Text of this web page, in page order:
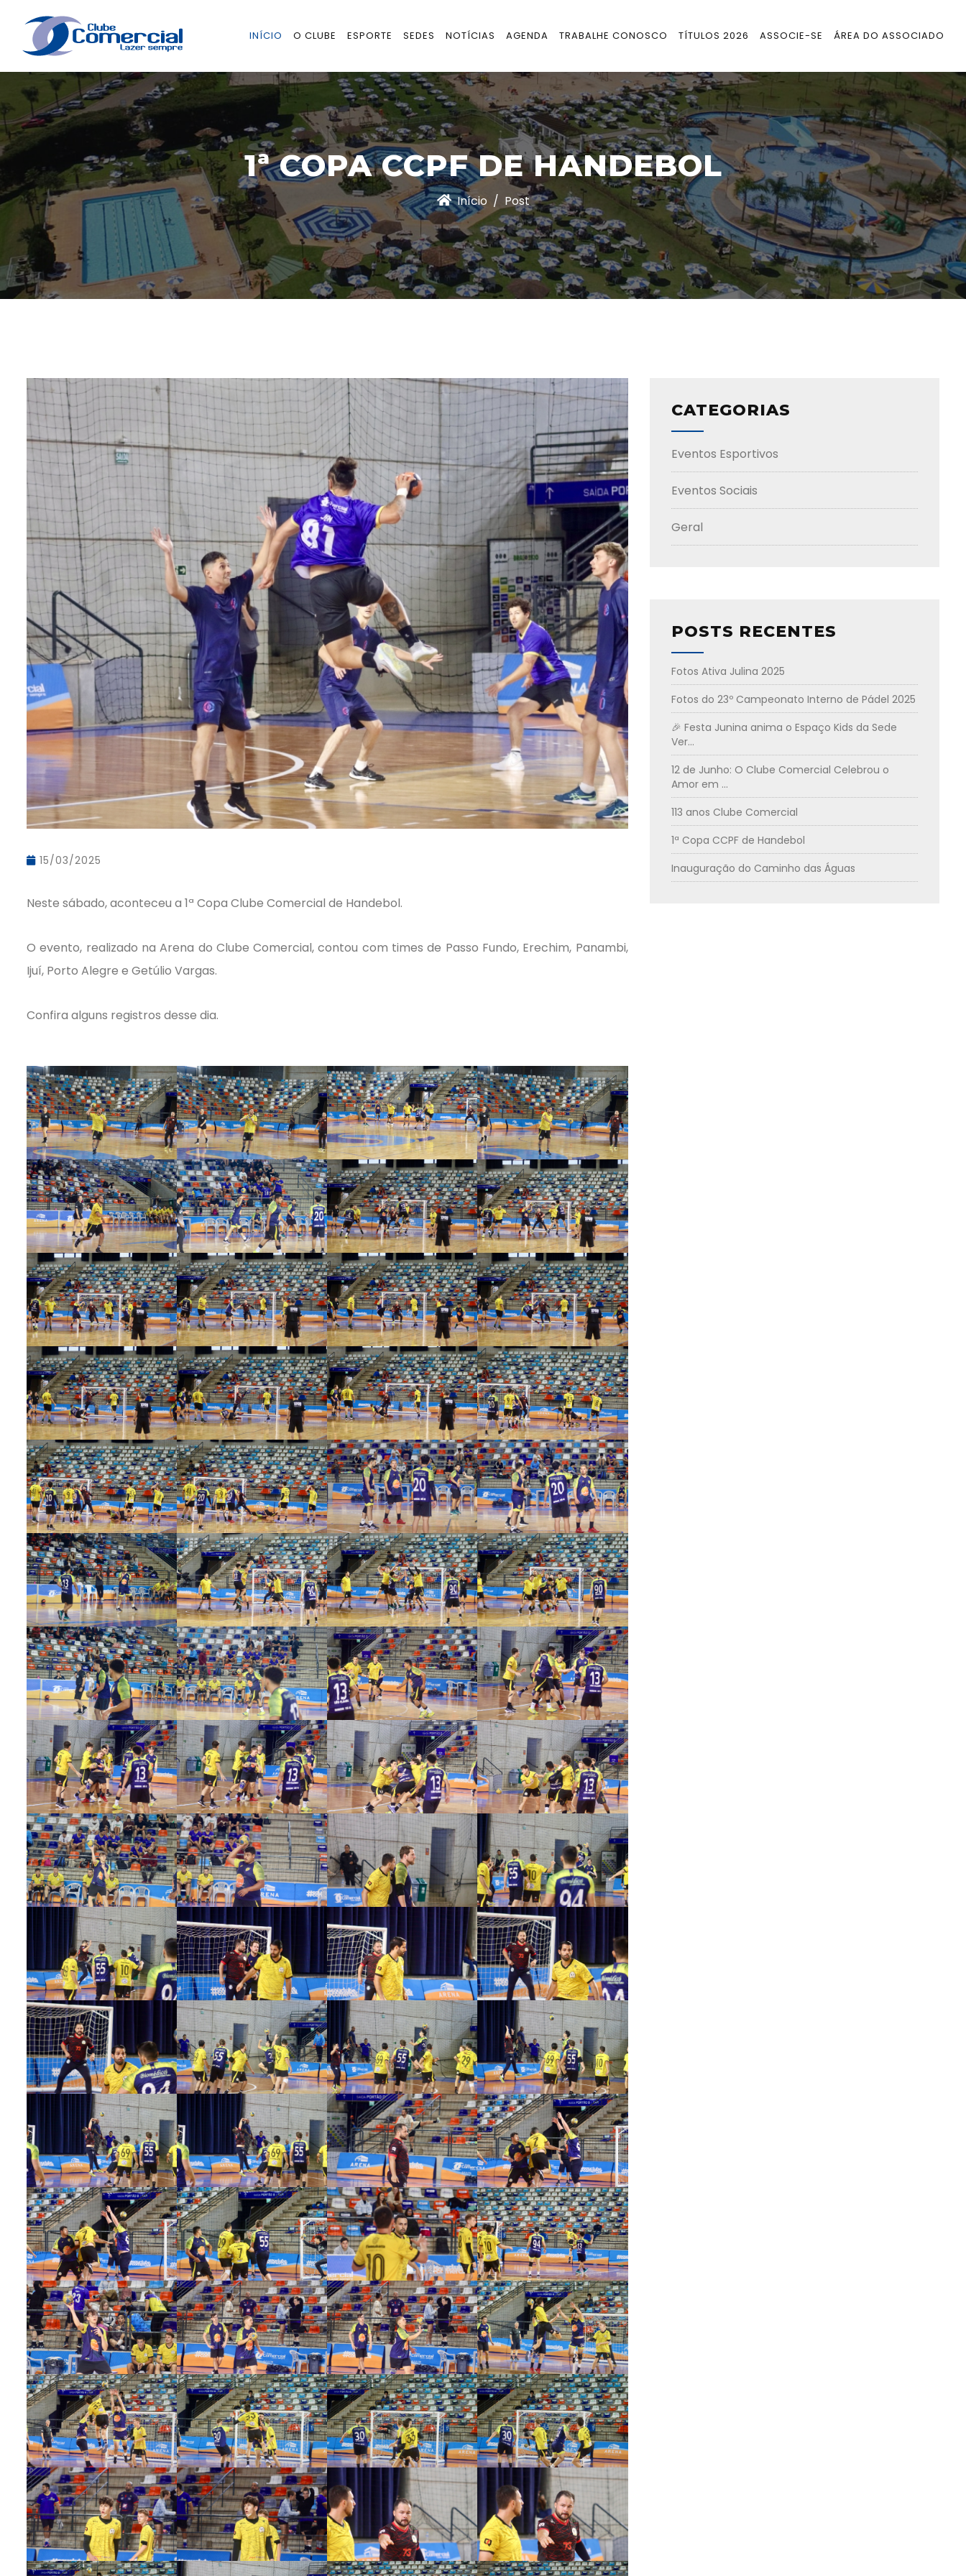
INÍCIO O CLUBE ESPORTE SEDES NOTÍCIAS AGENDA TRABALHE CONOSCO TÍTULOS 2026 ASSOCIE-SE ÁREA DO ASSOCIADO
1ª COPA CCPF DE HANDEBOL
Início Post
15/03/2025
Neste sábado, aconteceu a 1ª Copa Clube Comercial de Handebol.
O evento, realizado na Arena do Clube Comercial, contou com times de Passo Fundo, Erechim, Panambi,
Ijuí, Porto Alegre e Getúlio Vargas.
Confira alguns registros desse dia.
CATEGORIAS
Eventos Esportivos
Eventos Sociais
Geral
POSTS RECENTES
Fotos Ativa Julina 2025
Fotos do 23º Campeonato Interno de Pádel 2025
🎉 Festa Junina anima o Espaço Kids da Sede
Ver...
12 de Junho: O Clube Comercial Celebrou o
Amor em ...
113 anos Clube Comercial
1ª Copa CCPF de Handebol
Inauguração do Caminho das Águas